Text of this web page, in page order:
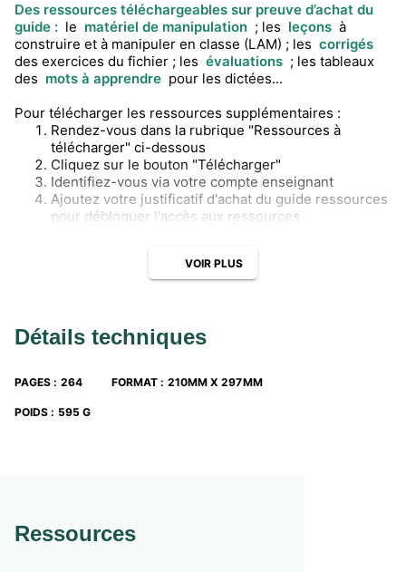
Des ressources téléchargeables sur preuve d’achat du
guide : le matériel de manipulation ; les leçons à
construire et à manipuler en classe (LAM) ; les corrigés
des exercices du fichier ; les évaluations ; les tableaux
des mots à apprendre pour les dictées...
Pour télécharger les ressources supplémentaires :
Rendez-vous dans la rubrique "Ressources à
télécharger" ci-dessous
Cliquez sur le bouton "Télécharger"
Identifiez-vous via votre compte enseignant
Ajoutez votre justificatif d'achat du guide ressources
pour débloquer l'accès aux ressources
VOIR PLUS
Détails techniques
PAGES : 264 FORMAT : 210MM X 297MM
POIDS : 595 G
Ressources